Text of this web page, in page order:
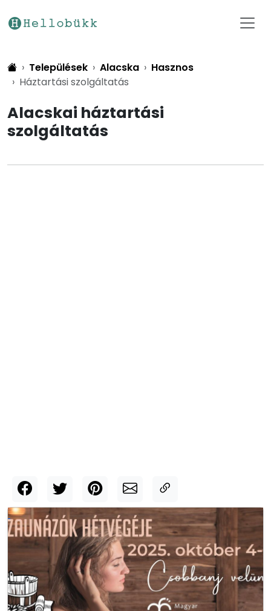
Települések Alacska
Hasznos
Háztartási szolgáltatás
Alacskai háztartási
szolgáltatás